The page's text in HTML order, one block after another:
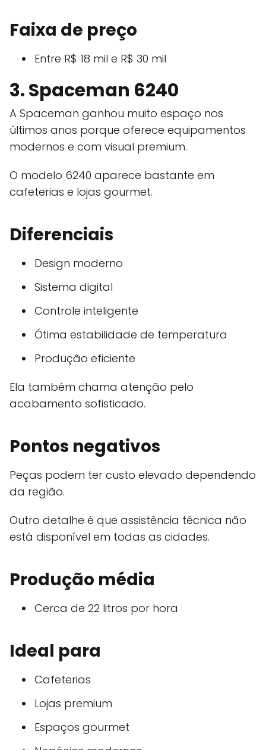
Faixa de preço
Entre R$ 18 mil e R$ 30 mil
3. Spaceman 6240
A Spaceman ganhou muito espaço nos
últimos anos porque oferece equipamentos
modernos e com visual premium.
O modelo 6240 aparece bastante em
cafeterias e lojas gourmet.
Diferenciais
Design moderno
Sistema digital
Controle inteligente
Ótima estabilidade de temperatura
Produção eficiente
Ela também chama atenção pelo
acabamento sofisticado.
Pontos negativos
Peças podem ter custo elevado dependendo
da região.
Outro detalhe é que assistência técnica não
está disponível em todas as cidades.
Produção média
Cerca de 22 litros por hora
Ideal para
Cafeterias
Lojas premium
Espaços gourmet